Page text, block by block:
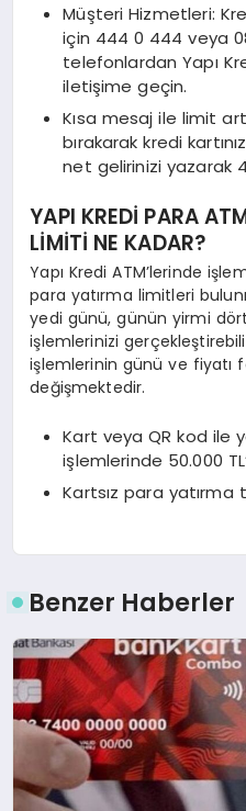
Müşteri Hizmetleri:
için 444 0 444 veya
telefonlardan Yapı
iletişime geçin.
Kısa mesaj ile limit
bırakarak kredi
net gelirinizi yazarak
YAPI KREDİ PARA
LİMİTİ NE KADAR?
Yapı Kredi ATM’lerinde
para yatırma limitleri
yedi günü, günün yirmi dört
işlemlerinizi
işlemlerinin günü ve fiyatı
değişmektedir.
Kart veya QR kod ile
işlemlerinde 50.000
Kartsız para yatırma
Benzer Haberler